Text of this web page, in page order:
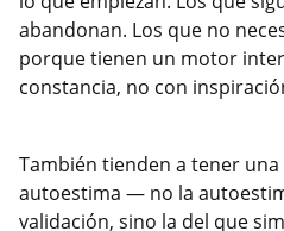
abandonan. Los que no
porque tienen un motor
constancia, no con
También tienden a tener
autoestima — no la
validación, sino la del que